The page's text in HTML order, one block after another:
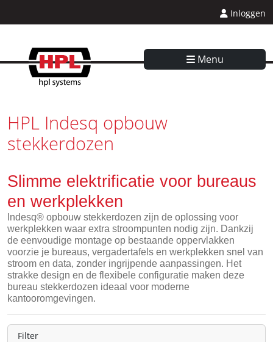
Inloggen
Menu
HPL Indesq opbouw
stekkerdozen
Slimme elektrificatie voor bureaus
en werkplekken
Indesq® opbouw stekkerdozen zijn de oplossing voor
werkplekken waar extra stroompunten nodig zijn. Dankzij
de eenvoudige montage op bestaande oppervlakken
voorzie je bureaus, vergadertafels en werkplekken snel van
stroom en data, zonder ingrijpende aanpassingen. Het
strakke design en de flexibele configuratie maken deze
bureau stekkerdozen ideaal voor moderne
kantooromgevingen.
Filter